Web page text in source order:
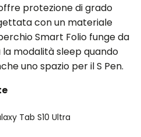
protezione di grado
con un materiale
Smart Folio funge da
modalità sleep quando
uno spazio per il S Pen.
Tab S10 Ultra